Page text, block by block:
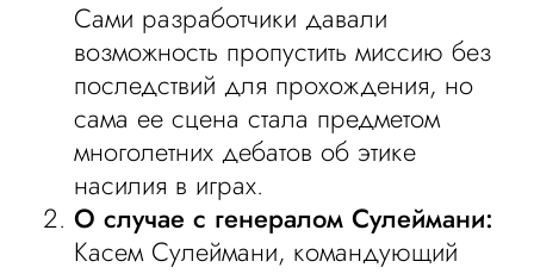
Сами разработчики давали
возможность пропустить миссию без
последствий для прохождения, но
сама ее сцена стала предметом
многолетних дебатов об этике
насилия в играх.
О случае с генералом Сулеймани:
Касем Сулеймани, командующий